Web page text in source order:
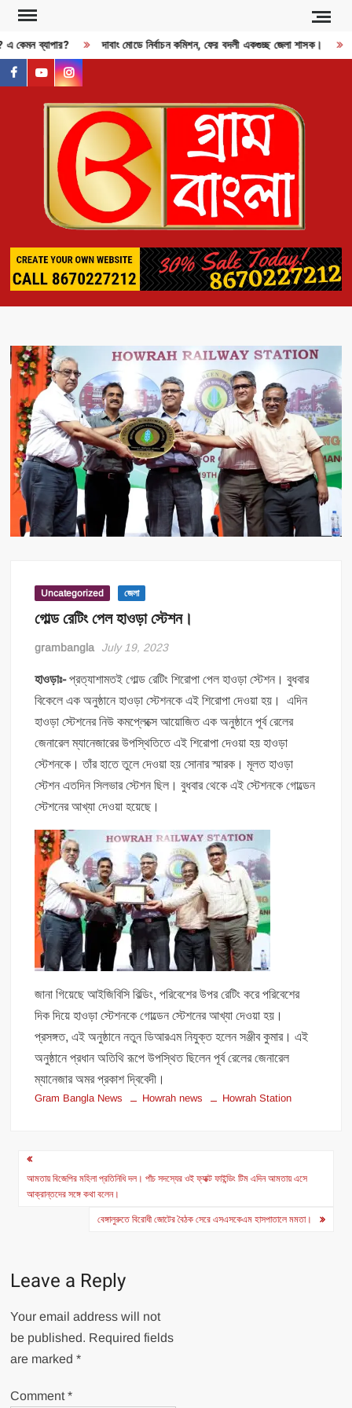
Skip
content
কেমন ব্যাপার? দাবাং মোডে নির্বাচন কমিশন, ফের বদলী একগুচ্ছ জেলা শাসক।
facebook
youtubeinstagram
Uncategorized জেলা
গোল্ড রেটিং পেল হাওড়া স্টেশন।
grambangla July 19, 2023
হাওড়াঃ-প্রত্যাশামতই গোল্ড রেটিং শিরোপা পেল হাওড়া স্টেশন। বুধবার
বিকেলে এক অনুষ্ঠানে হাওড়া স্টেশনকে এই শিরোপা দেওয়া হয়। এদিন
হাওড়া স্টেশনের নিউ কমপ্লেক্সে আয়োজিত এক অনুষ্ঠানে পূর্ব রেলের
জেনারেল ম্যানেজারের উপস্থিতিতে এই শিরোপা দেওয়া হয় হাওড়া
স্টেশনকে। তাঁর হাতে তুলে দেওয়া হয় সোনার স্মারক। মূলত হাওড়া
স্টেশন এতদিন সিলভার স্টেশন ছিল। বুধবার থেকে এই স্টেশনকে গোল্ডেন
স্টেশনের আখ্যা দেওয়া হয়েছে।
জানা গিয়েছে আইজিবিসি বিল্ডিং, পরিবেশের উপর রেটিং করে পরিবেশের
দিক দিয়ে হাওড়া স্টেশনকে গোল্ডেন স্টেশনের আখ্যা দেওয়া হয়।
প্রসঙ্গত, এই অনুষ্ঠানে নতুন ডিআরএম নিযুক্ত হলেন সঞ্জীব কুমার। এই
অনুষ্ঠানে প্রধান অতিথি রূপে উপস্থিত ছিলেন পূর্ব রেলের জেনারেল
ম্যানেজার অমর প্রকাশ দ্বিবেদী।
Gram Bangla News Howrah news Howrah Station
Post
navigation
আমতায় বিজেপির মহিলা প্রতিনিধি দল। পাঁচ সদস্যের ওই ফ্যাক্ট ফাইন্ডিং টিম এদিন আমতায় এসে
আক্রান্তদের সঙ্গে কথা বলেন।
বেঙ্গালুরুতে বিরোধী জোটের বৈঠক সেরে এসএসকেএম হাসপাতালে মমতা।
Leave a Reply
Your email address will not
be published. Required fields
are marked*
Comment*